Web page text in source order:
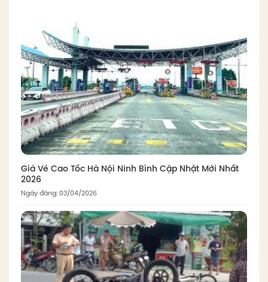
Giá Vé Cao Tốc Hà Nội Ninh Bình Cập Nhật Mới Nhất
2026
Ngày đăng: 03/04/2026